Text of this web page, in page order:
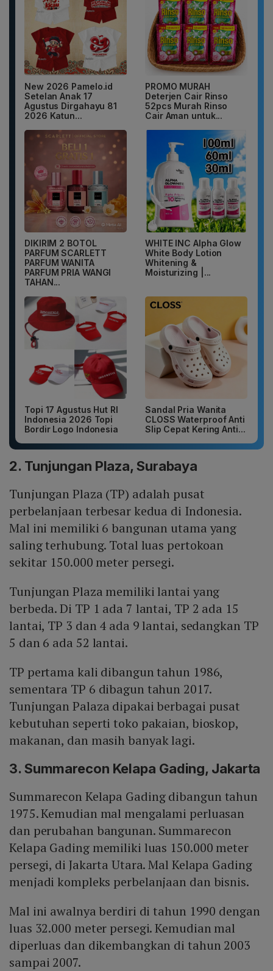
New 2026 Pamelo.id
Setelan Anak 17
Agustus Dirgahayu 81
2026 Katun...
PROMO MURAH
Deterjen Cair Rinso
52pcs Murah Rinso
Cair Aman untuk...
DIKIRIM 2 BOTOL
PARFUM SCARLETT
PARFUM WANITA
PARFUM PRIA WANGI
TAHAN...
WHITE INC Alpha Glow
White Body Lotion
Whitening &
Moisturizing |...
Topi 17 Agustus Hut RI
Indonesia 2026 Topi
Bordir Logo Indonesia
Sandal Pria Wanita
CLOSS Waterproof Anti
Slip Cepat Kering Anti...
2. Tunjungan Plaza, Surabaya
Tunjungan Plaza (TP) adalah pusat
perbelanjaan terbesar kedua di Indonesia.
Mal ini memiliki 6 bangunan utama yang
saling terhubung. Total luas pertokoan
sekitar 150.000 meter persegi.
Tunjungan Plaza memiliki lantai yang
berbeda. Di TP 1 ada 7 lantai, TP 2 ada 15
lantai, TP 3 dan 4 ada 9 lantai, sedangkan TP
5 dan 6 ada 52 lantai.
TP pertama kali dibangun tahun 1986,
sementara TP 6 dibagun tahun 2017.
Tunjungan Palaza dipakai berbagai pusat
kebutuhan seperti toko pakaian, bioskop,
makanan, dan masih banyak lagi.
3. Summarecon Kelapa Gading, Jakarta
Summarecon Kelapa Gading dibangun tahun
1975. Kemudian mal mengalami perluasan
dan perubahan bangunan. Summarecon
Kelapa Gading memiliki luas 150.000 meter
persegi, di Jakarta Utara. Mal Kelapa Gading
menjadi kompleks perbelanjaan dan bisnis.
Mal ini awalnya berdiri di tahun 1990 dengan
luas 32.000 meter persegi. Kemudian mal
diperluas dan dikembangkan di tahun 2003
sampai 2007.